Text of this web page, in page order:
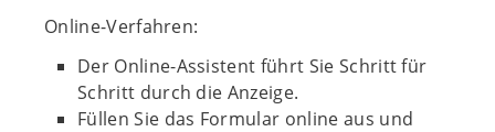
Online-Verfahren:
Der Online-Assistent führt Sie Schritt für
Schritt durch die Anzeige.
Füllen Sie das Formular online aus und